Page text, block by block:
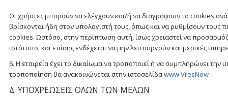
Οι χρήστες μπορούν να ελέγχουν και/ή να διαγράφουν τα cookies
βρίσκονται ήδη στον υπολογιστή τους, όπως και να ρυθμίσουν
cookies. Ωστόσο, στην περίπτωση αυτή, ίσως χρειαστεί να
ιστότοπο, και επίσης ενδέχεται να μην λειτουργούν και μερικές
6. Η εταιρεία έχει το δικαίωμα να τροποποιεί ή να συμπληρώνει
τροποποίηση θα ανακοινώνεται στην ιστοσελίδαwww.VresNow .
Δ. ΥΠΟΧΡΕΩΣΕΙΣ ΟΛΩΝ ΤΩΝ ΜΕΛΩΝ